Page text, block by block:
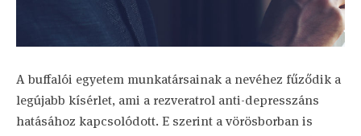
A buffalói egyetem munkatársainak a nevéhez fűződik a
legújabb kísérlet, ami a rezveratrol anti-depresszáns
hatásához kapcsolódott. E szerint a vörösborban is